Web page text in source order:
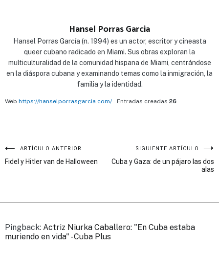
Hansel Porras Garcia
Hansel Porras García (n. 1994) es un actor, escritor y cineasta
queer cubano radicado en Miami. Sus obras exploran la
multiculturalidad de la comunidad hispana de Miami, centrándose
en la diáspora cubana y examinando temas como la inmigración, la
familia y la identidad.
Web https://hanselporrasgarcia.com/ Entradas creadas 26
Navegación
de
ARTÍCULO ANTERIOR
Fidel y Hitler van de Halloween
SIGUIENTE ARTÍCULO
Cuba y Gaza: de un pájaro las dos
alas
Pingback: Actriz Niurka Caballero: "En Cuba estaba
muriendo en vida" - Cuba Plus